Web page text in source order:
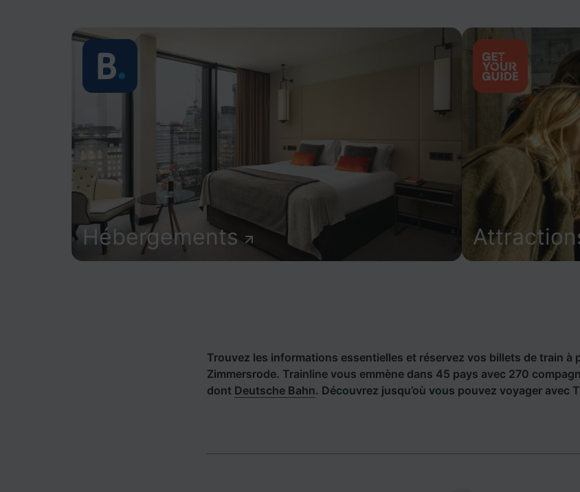
Hébergements
Trouvez les informations essentielles et réservez vos billets de train à
Zimmersrode. Trainline vous emmène dans 45 pays avec 270
dont Deutsche Bahn. Découvrez jusqu’où vous pouvez voyager avec